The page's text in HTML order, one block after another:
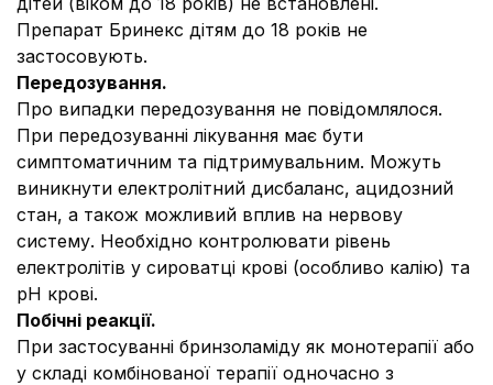
Препарат Бринекс дітям до 18 років не
застосовують.
Передозування.
Про випадки передозування не повідомлялося.
При передозуванні лікування має бути
симптоматичним та підтримувальним. Можуть
виникнути електролітний дисбаланс, ацидозний
стан, а також можливий вплив на нервову
систему. Необхідно контролювати рівень
електролітів у сироватці крові (особливо калію) та
рН крові.
Побічні реакції.
При застосуванні бринзоламіду як монотерапії або
у складі комбінованої терапії одночасно з